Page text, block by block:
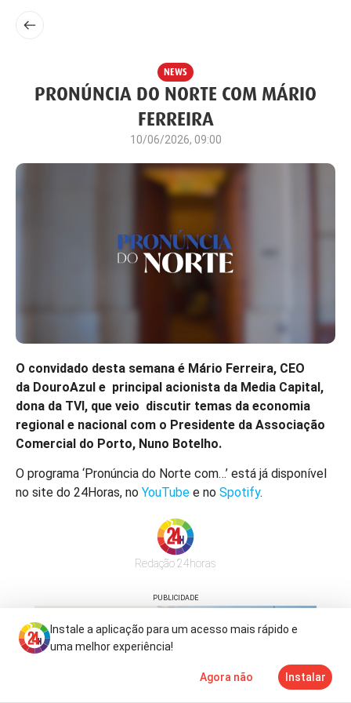
NEWS
PRONÚNCIA DO NORTE COM MÁRIO
FERREIRA
10/06/2026, 09:00
O convidado desta semana é Mário Ferreira, CEO
da DouroAzul e principal acionista da Media Capital,
dona da TVI, que veio discutir temas da economia
regional e nacional com o Presidente da Associação
Comercial do Porto, Nuno Botelho.
O programa ‘Pronúncia do Norte com…’ está já disponível
no site do 24Horas, no YouTube e no Spotify.
Redação 24horas
PUBLICIDADE
Mais
Instale a aplicação para um acesso mais rápido e
uma melhor experiência!
Agora não Instalar